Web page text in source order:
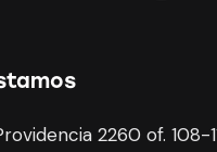
2260 of. 108-